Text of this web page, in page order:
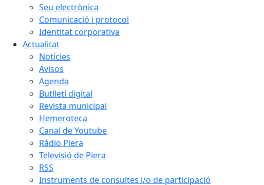
Seu electrònica
Comunicació i protocol
Identitat corporativa
Actualitat
Notícies
Avisos
Agenda
Butlletí digital
Revista municipal
Hemeroteca
Canal de Youtube
Ràdio Piera
Televisió de Piera
RSS
Instruments de consultes i/o de participació